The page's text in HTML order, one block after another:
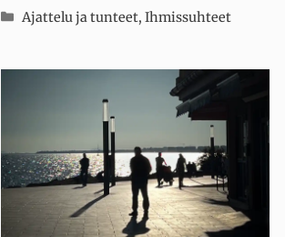
Kategoriat
Ajattelu ja tunteet,Ihmissuhteet